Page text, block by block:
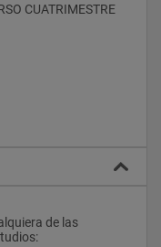
en el nivel B1 del
las Lenguas
y la
CUATRIMESTRE